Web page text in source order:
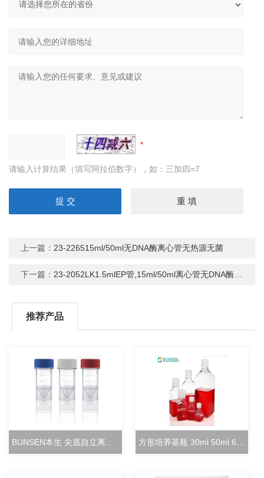
请输入计算结果（填写阿拉伯数字），如：三加四=7
上一篇： 23-226515ml/50ml无DNA酶离心管无热源无菌
下一篇： 23-2052LK1.5mlEP管,15ml/50ml离心管无DNA酶无热源
推荐产品